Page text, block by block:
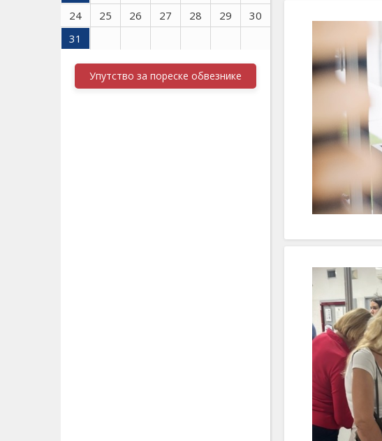
24
25 26 27 28 29
30
31
Упутство за пореске обвезнике